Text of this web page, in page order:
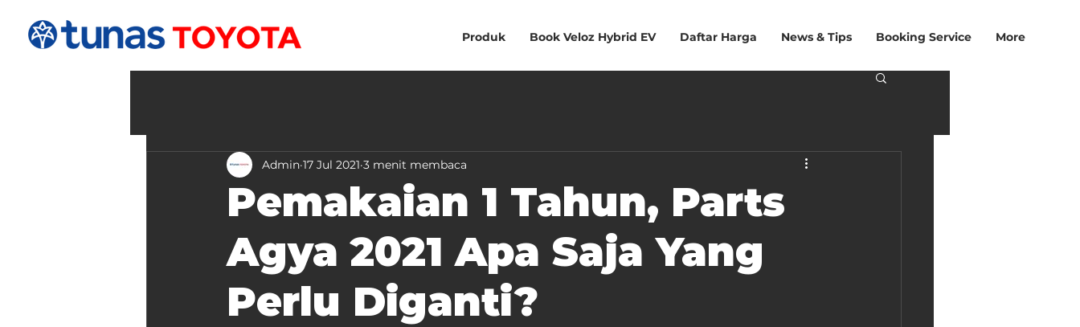
Produk Book Veloz Hybrid EV Daftar Harga News & Tips Booking Service More
Pemakaian 1 Tahun, Parts
Agya 2021 Apa Saja Yang
Perlu Diganti?
Admin 17 Jul 2021 3 menit membaca